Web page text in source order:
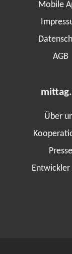
Mobile
AGB
Über
Presse
Entwickler